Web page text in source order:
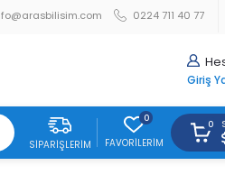
0224 711 40 77
Giriş
SIPARIŞLERIM
0
FAVORILERIM
0